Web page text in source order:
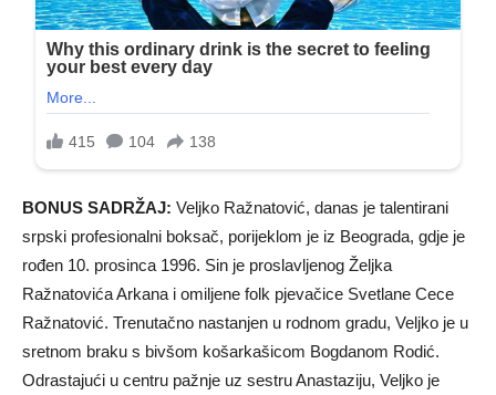
BONUS SADRŽAJ: Veljko Ražnatović, danas je talentirani
srpski profesionalni boksač, porijeklom je iz Beograda, gdje je
rođen 10. prosinca 1996. Sin je proslavljenog Željka
Ražnatovića Arkana i omiljene folk pjevačice Svetlane Cece
Ražnatović. Trenutačno nastanjen u rodnom gradu, Veljko je u
sretnom braku s bivšom košarkašicom Bogdanom Rodić.
Odrastajući u centru pažnje uz sestru Anastaziju, Veljko je